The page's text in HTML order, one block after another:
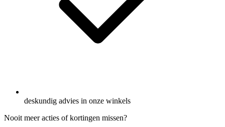
deskundig advies in onze winkels
Nooit meer acties of kortingen missen?